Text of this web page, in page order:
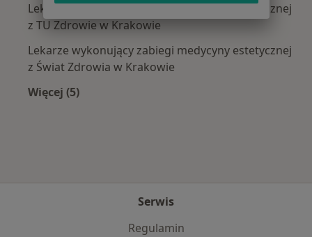
Lekarze wykonujący zabiegi medycyny estetycznej
z TU Zdrowie w Krakowie
Lekarze wykonujący zabiegi medycyny estetycznej
z Świat Zdrowia w Krakowie
Więcej (5)
Serwis
Regulamin